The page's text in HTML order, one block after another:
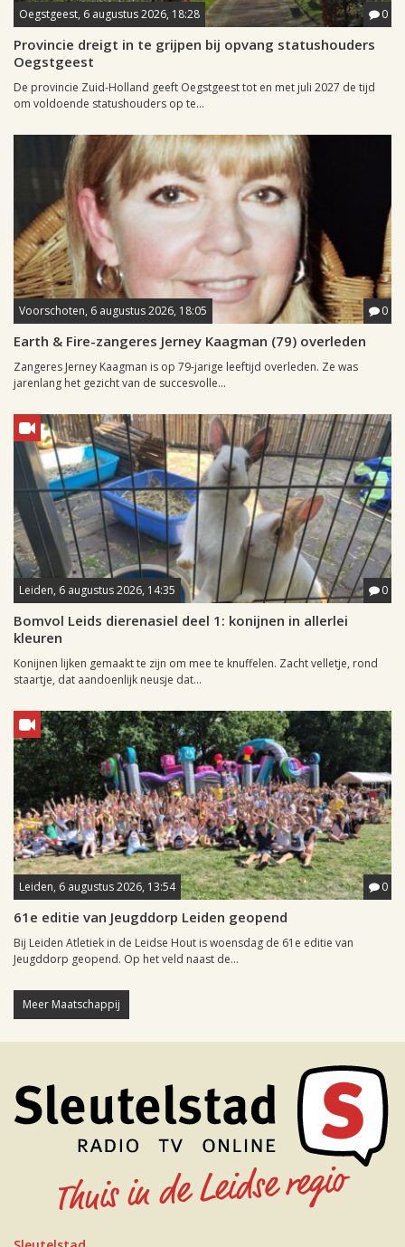
Oegstgeest, 6 augustus 2026, 18:28 0
Provincie dreigt in te grijpen bij opvang statushouders
Oegstgeest
De provincie Zuid-Holland geeft Oegstgeest tot en met juli 2027 de tijd
om voldoende statushouders op te...
Voorschoten, 6 augustus 2026, 18:05 0
Earth & Fire-zangeres Jerney Kaagman (79) overleden
Zangeres Jerney Kaagman is op 79-jarige leeftijd overleden. Ze was
jarenlang het gezicht van de succesvolle...
Leiden, 6 augustus 2026, 14:35 0
Bomvol Leids dierenasiel deel 1: konijnen in allerlei
kleuren
Konijnen lijken gemaakt te zijn om mee te knuffelen. Zacht velletje, rond
staartje, dat aandoenlijk neusje dat...
Leiden, 6 augustus 2026, 13:54 0
61e editie van Jeugddorp Leiden geopend
Bij Leiden Atletiek in de Leidse Hout is woensdag de 61e editie van
Jeugddorp geopend. Op het veld naast de...
Meer Maatschappij